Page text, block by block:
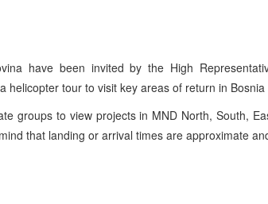
have been invited by the High
helicopter tour to visit key areas of return in
groups to view projects in MND North, South,
that landing or arrival times are approximate